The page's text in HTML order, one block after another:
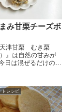
み甘栗チーズボ
天津甘栗 むき栗
）』は自然の甘みが
ムチーズ 1個に5
刻んだ『有機栽培
き...
トレシピ